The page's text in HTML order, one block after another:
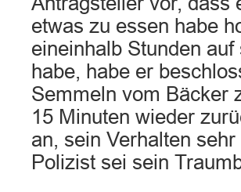
etwas zu essen habe
eineinhalb Stunden
habe, habe er
Semmeln vom Bäcker
15 Minuten wieder
an, sein Verhalten
Polizist sei sein